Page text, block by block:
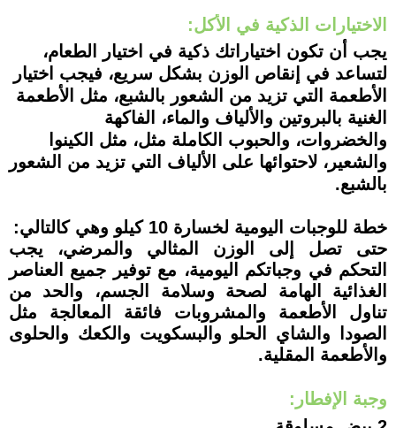
الاختيارات الذكية في الأكل:
يجب أن تكون اختياراتك ذكية في اختيار الطعام،
لتساعد في إنقاص الوزن بشكل سريع، فيجب اختيار
الأطعمة التي تزيد من الشعور بالشبع، مثل الأطعمة
الغنية بالبروتين والألياف والماء، الفاكهة
والخضروات، والحبوب الكاملة مثل، مثل الكينوا
والشعير، لاحتوائها على الألياف التي تزيد من الشعور
بالشبع.
خطة للوجبات اليومية لخسارة 10 كيلو وهي كالتالي:
حتى تصل إلى الوزن المثالي والمرضي، يجب
التحكم في وجباتكم اليومية، مع توفير جميع العناصر
الغذائية الهامة لصحة وسلامة الجسم، والحد من
تناول الأطعمة والمشروبات فائقة المعالجة مثل
الصودا والشاي الحلو والبسكويت والكعك والحلوى
والأطعمة المقلية.
وجبة الإفطار: